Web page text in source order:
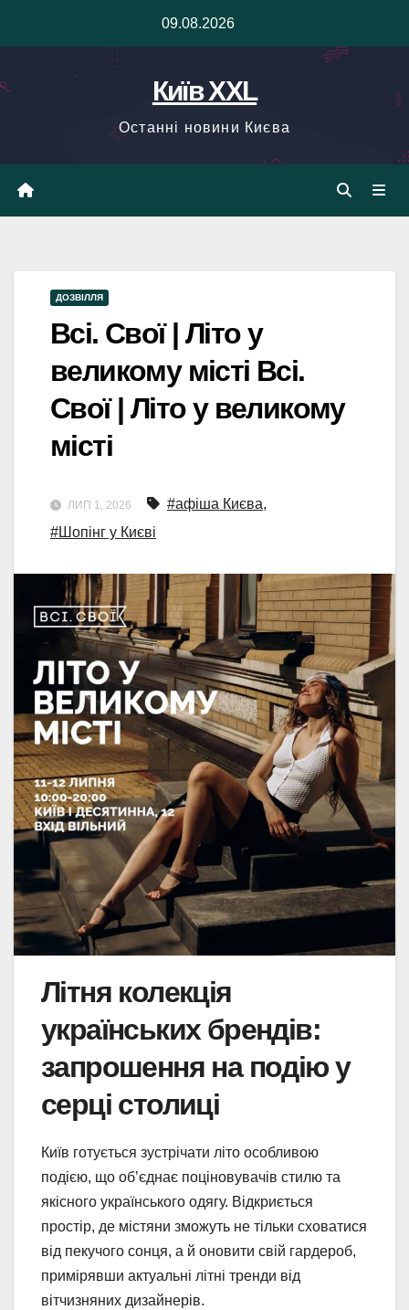
09.08.2026
Київ XXL
Останні новини Києва
ДОЗВІЛЛЯ
Всі. Свої | Літо у
великому місті Всі.
Свої | Літо у великому
місті
ЛИП 1, 2026 #афіша Києва,
#Шопінг у Києві
Літня колекція
українських брендів:
запрошення на подію у
серці столиці
Київ готується зустрічати літо особливою
подією, що об’єднає поціновувачів стилю та
якісного українського одягу. Відкриється
простір, де містяни зможуть не тільки сховатися
від пекучого сонця, а й оновити свій гардероб,
примірявши актуальні літні тренди від
вітчизняних дизайнерів.